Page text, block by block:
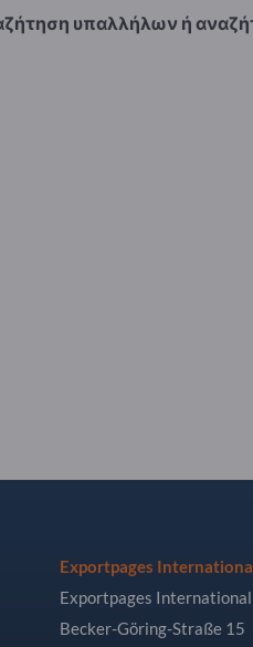
υπαλλήλων ή
Exportpages
Exportpages International
Becker-Göring-Straße 15